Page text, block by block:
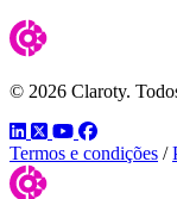
© 2026 Claroty.
LinkedIn
TwitterYouTube
Facebook
Termos e condições /